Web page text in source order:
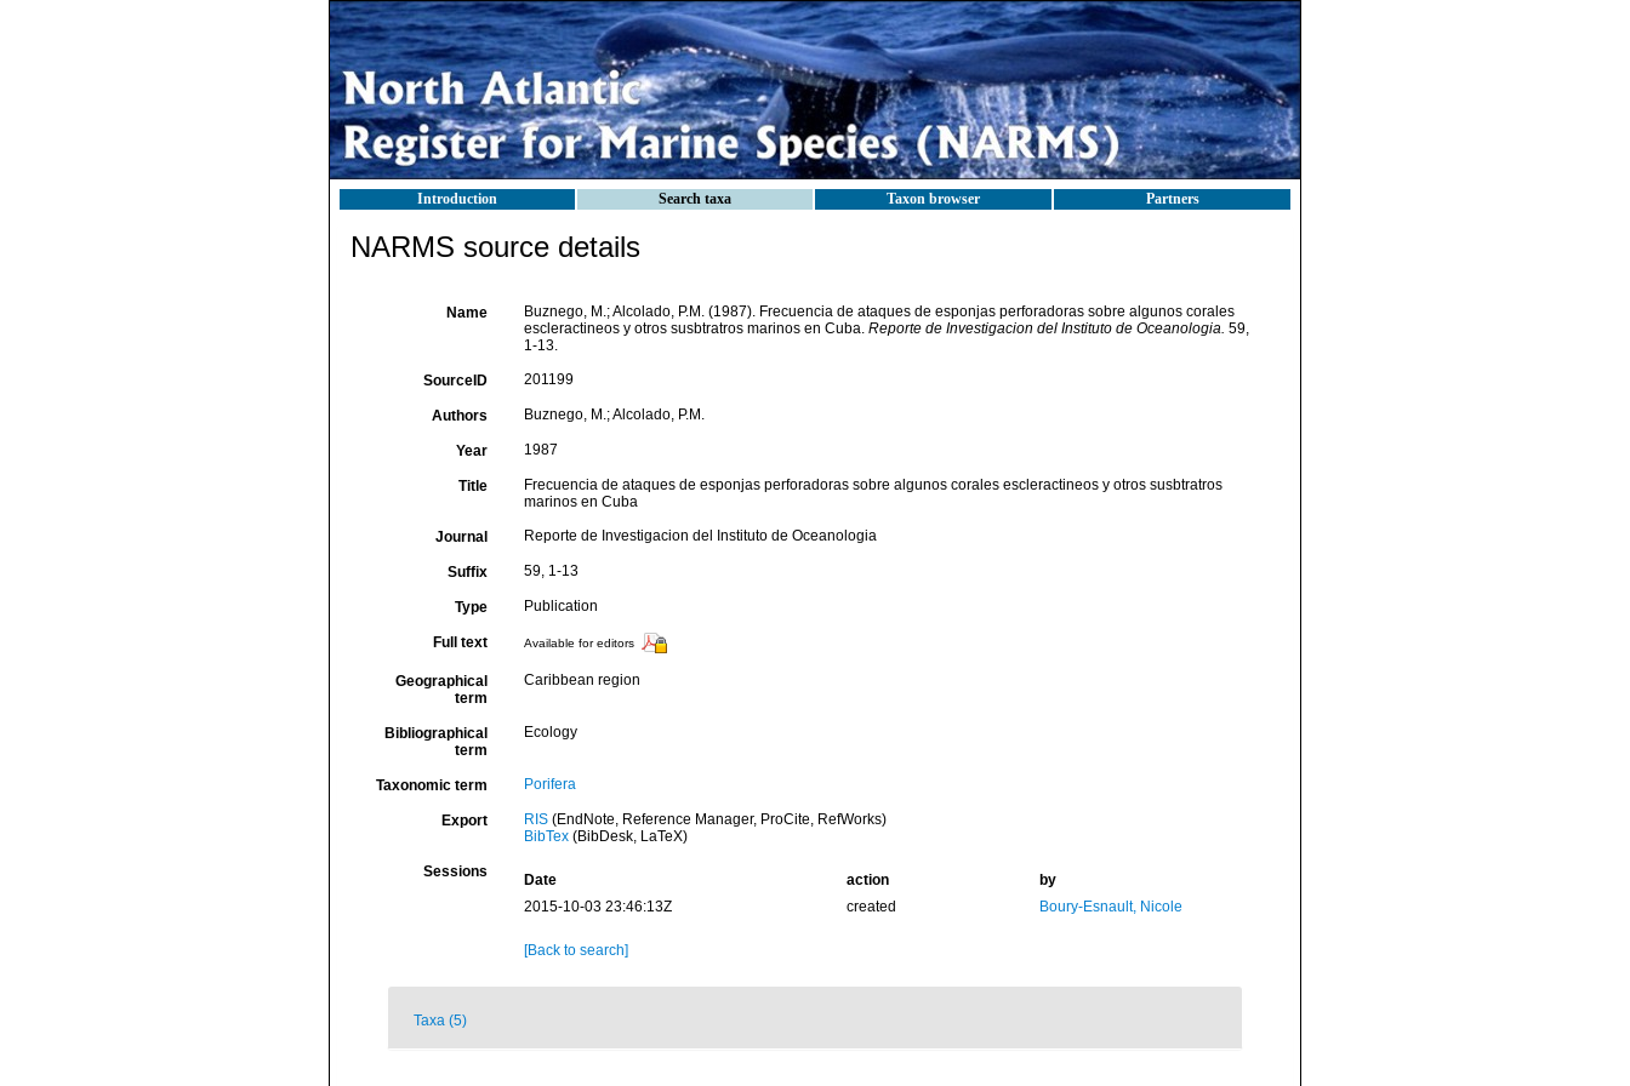
Introduction Search taxa Taxon browser Partners
NARMS source details
Name
Buznego, M.; Alcolado, P.M. (1987). Frecuencia de ataques de esponjas perforadoras sobre algunos corales
escleractineos y otros susbtratros marinos en Cuba. Reporte de Investigacion del Instituto de Oceanologia. 59,
1-13.
SourceID 201199
Authors Buznego, M.; Alcolado, P.M.
Year 1987
Title
Frecuencia de ataques de esponjas perforadoras sobre algunos corales escleractineos y otros susbtratros
marinos en Cuba
Journal Reporte de Investigacion del Instituto de Oceanologia
Suffix 59, 1-13
Type Publication
Full text Available for editors
Geographical
term
Caribbean region
Bibliographical
term
Ecology
Taxonomic term Porifera
Export RIS(EndNote, Reference Manager, ProCite, RefWorks)
BibTex(BibDesk, LaTeX)
Sessions Date action
by
2015-10-03 23:46:13Z
created Boury-Esnault, Nicole
[Back to search]
Taxa (5)